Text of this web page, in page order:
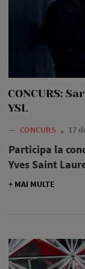
CONCURS:
YSL
— CONCURS 17
Participa la
Yves Saint
+ MAI MULTE